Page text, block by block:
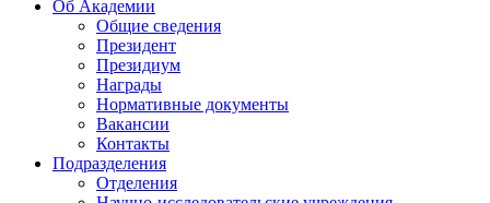
Об Академии
Общие сведения
Президент
Президиум
Награды
Нормативные документы
Вакансии
Контакты
Подразделения
Отделения